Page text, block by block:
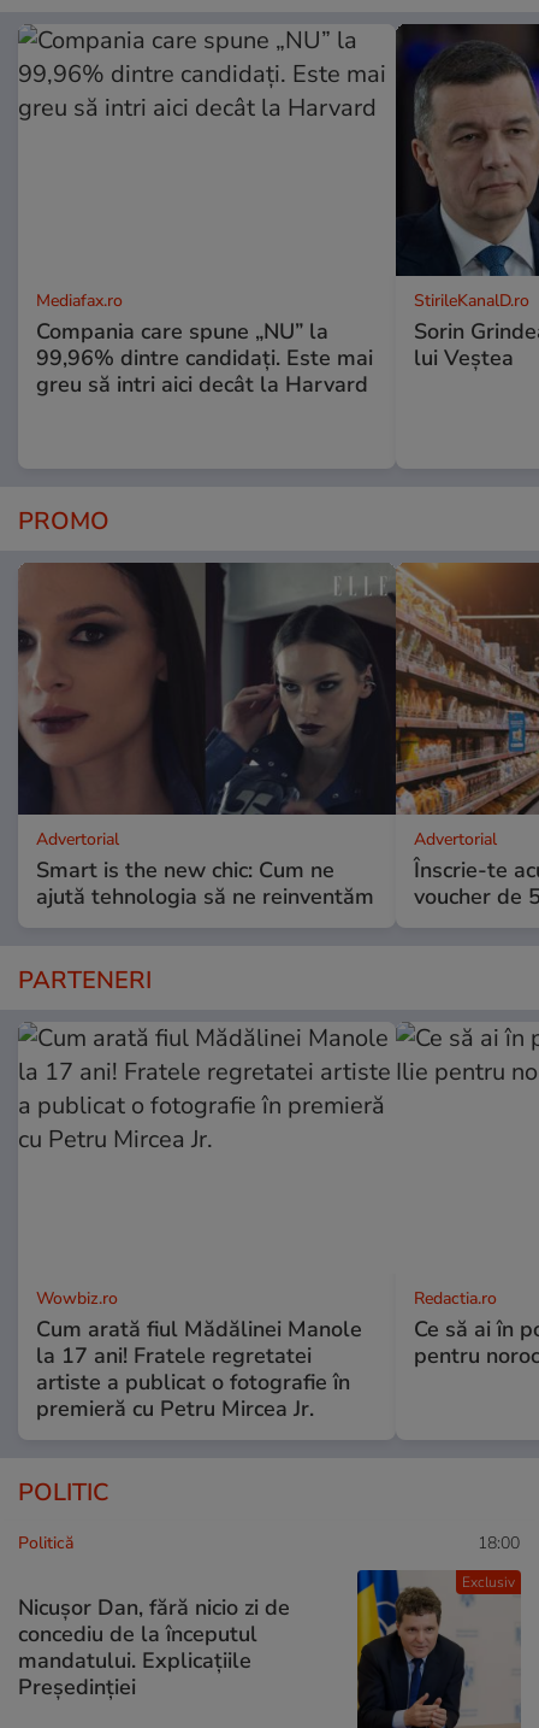
Mediafax.ro
Compania care spune „NU” la
99,96% dintre candidați. Este mai
greu să intri aici decât la Harvard
StirileKanalD.ro
Sorin
lui Veștea
PROMO
Advertorial
Smart is the new chic: Cum ne
ajută tehnologia să ne reinventăm
Advertorial
Înscrie-te
voucher de
PARTENERI
Wowbiz.ro
Cum arată fiul Mădălinei Manole
la 17 ani! Fratele regretatei
artiste a publicat o fotografie în
premieră cu Petru Mircea Jr.
Redactia.ro
Ce să ai în
pentru
POLITIC
Exclusiv
Politică 18:00
Nicușor Dan, fără nicio zi de
concediu de la începutul
mandatului. Explicațiile
Președinției